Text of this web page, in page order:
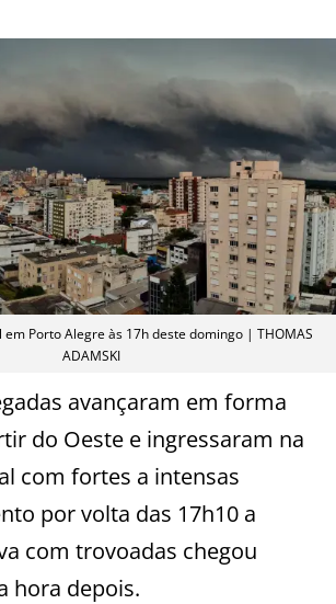
Porto Alegre às 17h deste domingo | THOMAS
ADAMSKI
avançaram em forma
do Oeste e ingressaram na
com fortes a intensas
por volta das 17h10 a
com trovoadas chegou
hora depois.